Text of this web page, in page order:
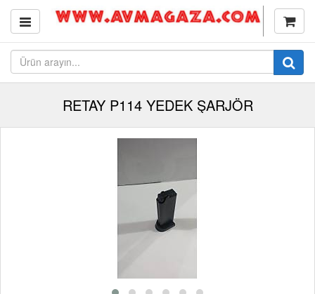
RETAY P114 YEDEK ŞARJÖR